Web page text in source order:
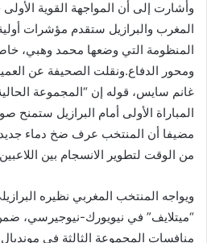
وأشارت إلى أن المواجهة القوية
المغرب والبرازيل ستقدم مؤشرات
المنظومة التي وضعها محمد وهبي،
ومحور الدفاع.ونقلت الصحيفة عن
غانم سايس، قوله إن “المجموعة
المباراة الأولى أمام البرازيل
مضيفا أن المنتخب عرف ضخ دماء
من الوقت لتطوير الانسجام بين
ويواجه المنتخب المغربي نظيره
“ميتلايف” في نيويورك-نيوجيرسي،